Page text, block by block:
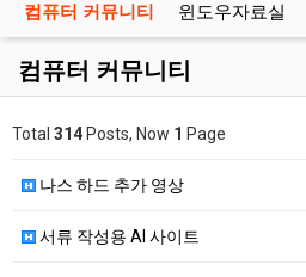
컴퓨터 커뮤니티 윈도우자료실
컴퓨터 커뮤니티
Total 314 Posts, Now 1 Page
나스 하드 추가 영상
서류 작성용 AI 사이트